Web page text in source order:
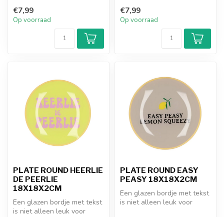
€7,99
Op voorraad
€7,99
Op voorraad
PLATE ROUND HEERLIE
DE PEERLIE
18X18X2CM
Een glazen bordje met tekst
is niet alleen leuk voor
PLATE ROUND EASY
PEASY 18X18X2CM
Een glazen bordje met tekst
is niet alleen leuk voor